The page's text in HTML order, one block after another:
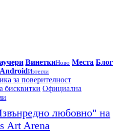
ВинеткиНово Места Блог
Изтегли
за поверителност
бисквитки Официална
любовно" на
Art Arena